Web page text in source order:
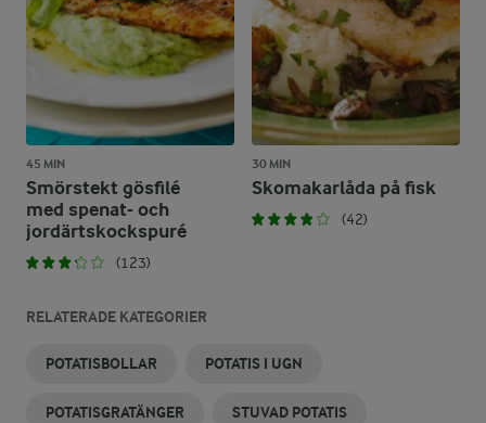
45 MIN
Smörstekt gösfilé
med spenat- och
jordärtskockspuré
(123)
30 MIN
Skomakarlåda på fisk
(42)
RELATERADE KATEGORIER
POTATISBOLLAR POTATIS I UGN
POTATISGRATÄNGER STUVAD POTATIS